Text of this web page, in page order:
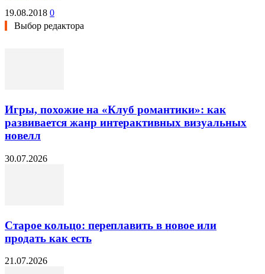
19.08.2018 0
Выбор редактора
Игры, похожие на «Клуб романтики»: как
развивается жанр интерактивных визуальных
новелл
30.07.2026
Старое кольцо: переплавить в новое или
продать как есть
21.07.2026